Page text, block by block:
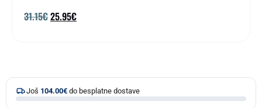
31.15€25.95€
Još 104.00€ do besplatne dostave